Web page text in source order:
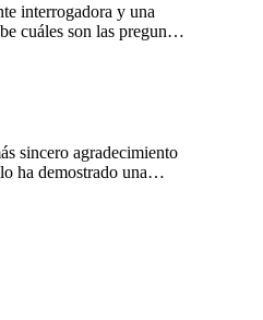
interrogadora y una
cuáles son las preguntas
preguntar y eso es
en el exámen de
Ofrece mucho
calidad, excelente
consultas en todo
sincero agradecimiento
ha demostrado una
que hace, sino
excepcional. Su
y apoyo constante han
proceso. A pesar de